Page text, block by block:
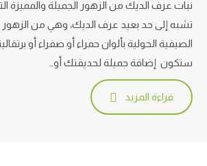
نبات عرف الديك من الزهور الجميلة والمميزة
تشبه إلى حد بعيد عرف الديك، وهي من الزهور
الصيفية الحولية بألوان حمراء أو صفراء أو
ستكون إضافة جميلة لحديقتك أو…
قراءة المزيد